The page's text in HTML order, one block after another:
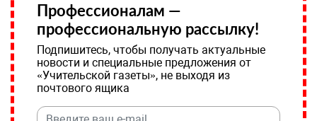
Профессионалам —
профессиональную рассылку!
Подпишитесь, чтобы получать актуальные
новости и специальные предложения от
«Учительской газеты», не выходя из
почтового ящика